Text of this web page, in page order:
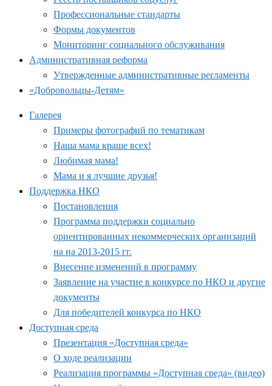
Профессиональные стандарты
Формы документов
Мониторинг социального обслуживания
Административная реформа
Утвержденные административные регламенты
«Добровольцы-Детям»
Галерея
Примеры фотографий по тематикам
Наша мама краше всех!
Любимая мама!
Мама и я лучшие друзья!
Поддержка НКО
Постановления
Программа поддержки социально
ориентированных некоммерческих организаций
на на 2013-2015 гг.
Внесение изменений в программу
Заявление на участие в конкурсе по НКО и другие
документы
Для победителей конкурса по НКО
Доступная среда
Презентация «Доступная среда»
О ходе реализации
Реализация программы «Доступная среда» (видео)